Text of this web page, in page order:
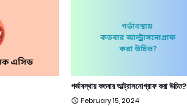
গর্ভাবস্থায় কতবার আল্ট্রাসনোগ্রাফ করা উচিত?
February 15, 2024